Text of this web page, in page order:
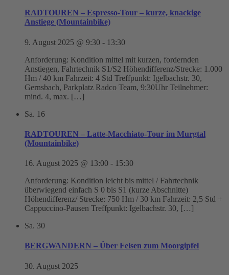
RADTOUREN – Espresso-Tour – kurze, knackige
Anstiege (Mountainbike)
9. August 2025 @ 9:30 - 13:30
Anforderung: Kondition mittel mit kurzen, fordernden
Anstiegen, Fahrtechnik S1/S2 Höhendifferenz/Strecke: 1.000
Hm / 40 km Fahrzeit: 4 Std Treffpunkt: Igelbachstr. 30,
Gernsbach, Parkplatz Radco Team, 9:30Uhr Teilnehmer:
mind. 4, max. […]
Sa. 16
RADTOUREN – Latte-Macchiato-Tour im Murgtal
(Mountainbike)
16. August 2025 @ 13:00 - 15:30
Anforderung: Kondition leicht bis mittel / Fahrtechnik
überwiegend einfach S 0 bis S1 (kurze Abschnitte)
Höhendifferenz/ Strecke: 750 Hm / 30 km Fahrzeit: 2,5 Std +
Cappuccino-Pausen Treffpunkt: Igelbachstr. 30, […]
Sa. 30
BERGWANDERN – Über Felsen zum Moorgipfel
30. August 2025